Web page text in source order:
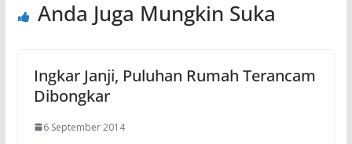
Anda Juga Mungkin Suka
Ingkar Janji, Puluhan Rumah Terancam
Dibongkar
6 September 2014